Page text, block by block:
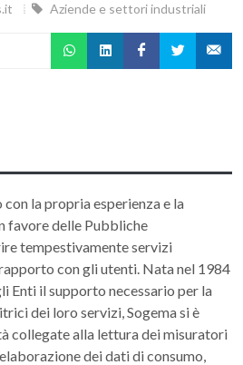
Aziende e settori industriali
con la propria esperienza e la
favore delle Pubbliche
tempestivamente servizi
con gli utenti. Nata nel 1984
Enti il supporto necessario per la
dei loro servizi, Sogema si è
collegate alla lettura dei misuratori
dei dati di consumo,